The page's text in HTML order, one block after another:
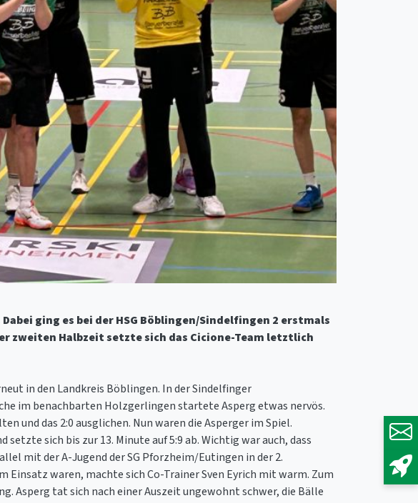
ging es bei der HSG Böblingen/Sindelfingen 2 erstmals
zweiten Halbzeit setzte sich das Cicione-Team letztlich
in den Landkreis Böblingen. In der Sindelfinger
im benachbarten Holzgerlingen startete Asperg etwas nervös.
und das 2:0 ausglichen. Nun waren die Asperger im Spiel.
sich bis zur 13. Minute auf 5:9 ab. Wichtig war auch, dass
mit der A-Jugend der SG Pforzheim/Eutingen in der 2.
Einsatz waren, machte sich Co-Trainer Sven Eyrich mit warm. Zum
Asperg tat sich nach einer Auszeit ungewohnt schwer, die Bälle